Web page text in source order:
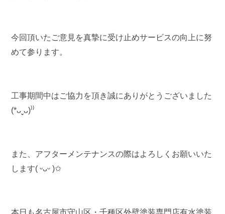
今回頂いたご意見を真摯に受け止めサービスの向上に努
めて参ります。
工事期間中はご協力を頂き誠にありがとうございました
(*ᴗˬᴗ)⁾⁾
また、アフターメンテナンスの際はよろしくお願いいた
します( ᵕᴗᵕ )✩